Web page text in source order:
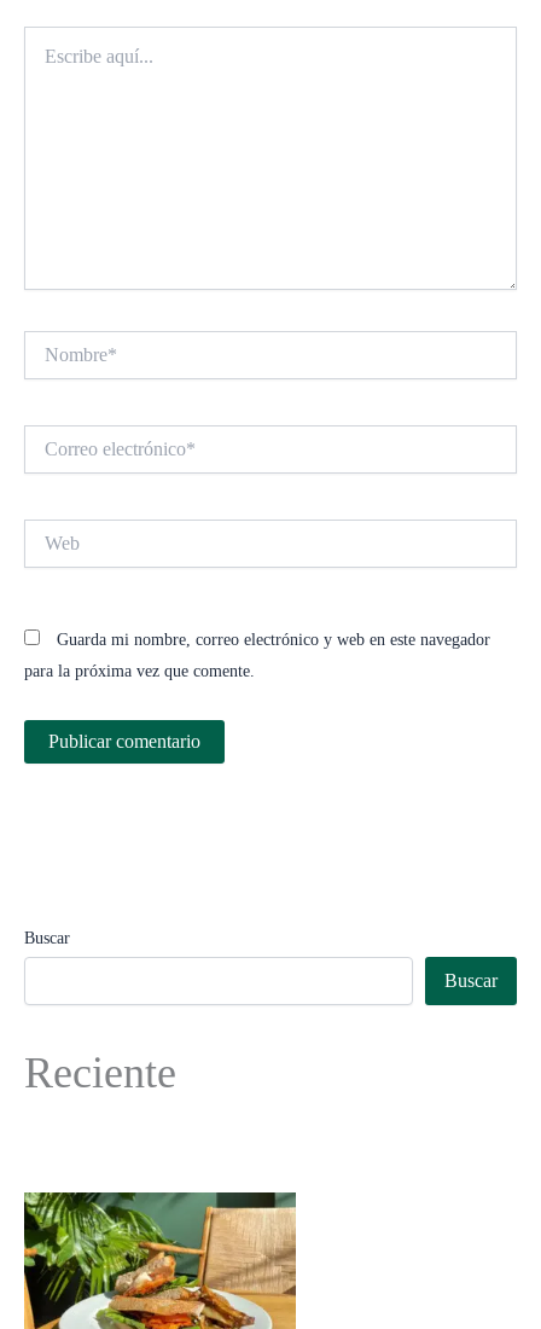
aquí...
electrónico*
Guarda mi nombre, correo electrónico y web en este navegador
para la próxima vez que comente.
Buscar
Buscar
Reciente